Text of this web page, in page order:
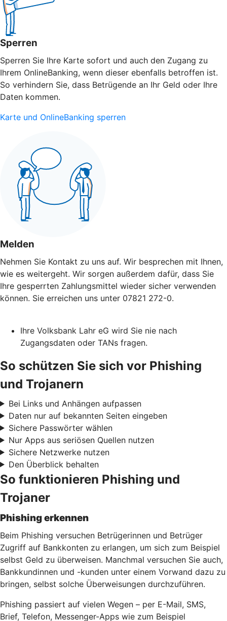
Sperren
Sperren Sie Ihre Karte sofort und auch den Zugang zu
Ihrem OnlineBanking, wenn dieser ebenfalls betroffen ist.
So verhindern Sie, dass Betrügende an Ihr Geld oder Ihre
Daten kommen.
Karte und OnlineBanking sperren
Melden
Nehmen Sie Kontakt zu uns auf. Wir besprechen mit Ihnen,
wie es weitergeht. Wir sorgen außerdem dafür, dass Sie
Ihre gesperrten Zahlungsmittel wieder sicher verwenden
können. Sie erreichen uns unter 07821 272-0.
Ihre Volksbank Lahr eG wird Sie nie nach
Zugangsdaten oder TANs fragen.
So schützen Sie sich vor Phishing
und Trojanern
Bei Links und Anhängen aufpassen
Daten nur auf bekannten Seiten eingeben
Sichere Passwörter wählen
Nur Apps aus seriösen Quellen nutzen
Sichere Netzwerke nutzen
Den Überblick behalten
So funktionieren Phishing und
Trojaner
Phishing erkennen
Beim Phishing versuchen Betrügerinnen und Betrüger
Zugriff auf Bankkonten zu erlangen, um sich zum Beispiel
selbst Geld zu überweisen. Manchmal versuchen Sie auch,
Bankkundinnen und -kunden unter einem Vorwand dazu zu
bringen, selbst solche Überweisungen durchzuführen.
Phishing passiert auf vielen Wegen – per E-Mail, SMS,
Brief, Telefon, Messenger-Apps wie zum Beispiel